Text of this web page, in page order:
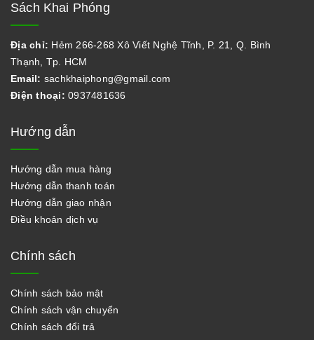
Sách Khai Phóng
Địa chỉ: Hẻm 266-268 Xô Viết Nghệ Tĩnh, P. 21, Q. Bình
Thạnh, Tp. HCM
Email: sachkhaiphong@gmail.com
Điện thoại: 0937481636
Hướng dẫn
Hướng dẫn mua hàng
Hướng dẫn thanh toán
Hướng dẫn giao nhận
Điều khoản dịch vụ
Chính sách
Chính sách bảo mật
Chính sách vận chuyển
Chính sách đổi trả